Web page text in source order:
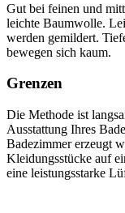
Gut bei feinen und
leichte Baumwolle.
werden gemildert.
bewegen sich kaum.
Grenzen
Die Methode ist
Ausstattung Ihres
Badezimmer erzeugt
Kleidungsstücke auf
eine leistungsstarke